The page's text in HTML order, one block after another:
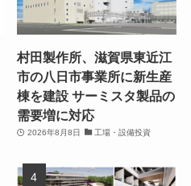
村田製作所、滋賀県東近江
市の八日市事業所に新生産
棟を建設 サーミスタ製品の
需要増に対応
2026年8月8日 工場・設備投資